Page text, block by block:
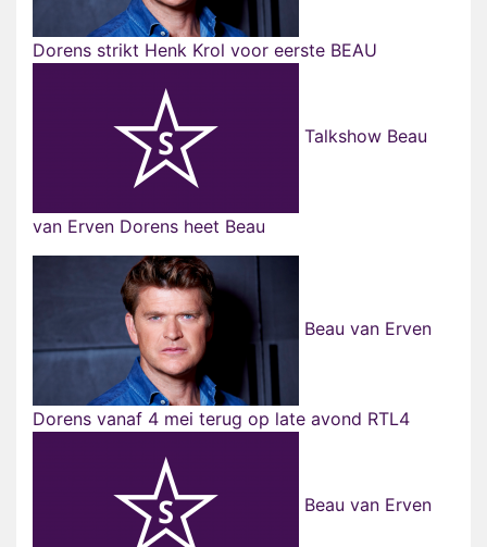
Dorens strikt Henk Krol voor eerste BEAU
Talkshow Beau
van Erven Dorens heet Beau
Beau van Erven
Dorens vanaf 4 mei terug op late avond RTL4
Beau van Erven